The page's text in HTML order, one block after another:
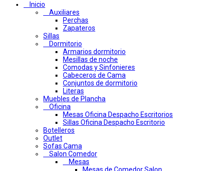
Inicio
Auxiliares
Perchas
Zapateros
Sillas
Dormitorio
Armarios dormitorio
Mesillas de noche
Comodas y Sinfonieres
Cabeceros de Cama
Conjuntos de dormitorio
Literas
Muebles de Plancha
Oficina
Mesas Oficina Despacho Escritorios
Sillas Oficina Despacho Escritorio
Botelleros
Outlet
Sofas Cama
Salon Comedor
Mesas